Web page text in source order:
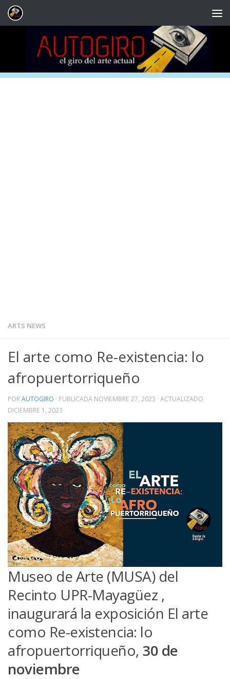
Saltar al contenido
ARTS NEWS
El arte como Re-existencia: lo
afropuertorriqueño
PORAUTOGIRO · PUBLICADA NOVIEMBRE 27, 2023 · ACTUALIZADO
DICIEMBRE 1, 2023
Museo de Arte (MUSA) del
Recinto UPR-Mayagüez ,
inaugurará la exposición El arte
como Re-existencia: lo
afropuertorriqueño, 30 de
noviembre